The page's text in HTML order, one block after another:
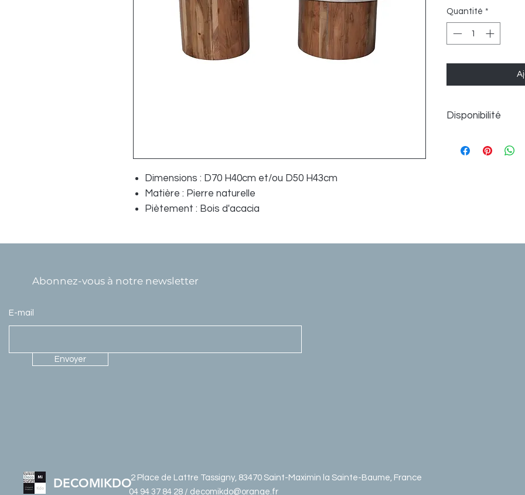
Dimensions : D70 H40cm et/ou D50 H43cm
Matière : Pierre naturelle
Piètement : Bois d'acacia
Quantité *
Disponibilité
Abonnez-vous à notre newsletter
E-mail
Envoyer
DECOMIKDO2 Place de Lattre Tassigny, 83470 Saint-Maximin la Sainte-Baume, France
04 94 37 84 28 / decomikdo@orange.fr